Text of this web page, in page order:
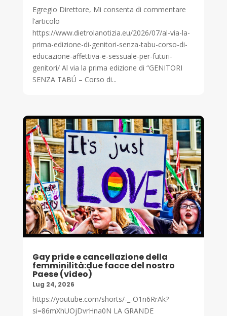
Egregio Direttore, Mi consenta di commentare
l’articolo
https://www.dietrolanotizia.eu/2026/07/al-via-la-
prima-edizione-di-genitori-senza-tabu-corso-di-
educazione-affettiva-e-sessuale-per-futuri-
genitori/ Al via la prima edizione di “GENITORI
SENZA TABÚ – Corso di...
Gay pride e cancellazione della
femminilità:due facce del nostro
Paese (video)
Lug 24, 2026
https://youtube.com/shorts/-_-O1n6RrAk?
si=86mXhUOjDvrHna0N LA GRANDE